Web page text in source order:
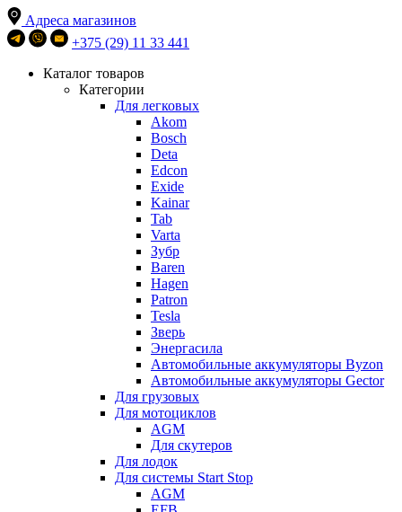
Адреса магазинов
+375 (29) 11 33 441
Каталог товаров
Категории
Для легковых
Akom
Bosch
Deta
Edcon
Exide
Kainar
Tab
Varta
Зубр
Baren
Hagen
Patron
Tesla
Зверь
Энергасила
Автомобильные аккумуляторы Byzon
Автомобильные аккумуляторы Gector
Для грузовых
Для мотоциклов
AGM
Для скутеров
Для лодок
Для системы Start Stop
AGM